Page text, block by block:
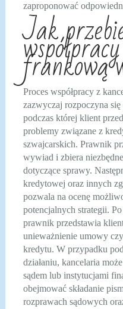
zaproponować
Jak
frankową
Proces współpracy z
zazwyczaj rozpoczyna
podczas której klient
problemy związane z
szwajcarskich. Prawnik
wywiad i zbiera
dotyczące sprawy.
kredytowej oraz innych
pozwala na ocenę
potencjalnych strategii.
prawnik przedstawia
unieważnienie umowy
kredytu. W przypadku
działaniu, kancelaria
sądem lub instytucjami
obejmować składanie
rozprawach sądowych